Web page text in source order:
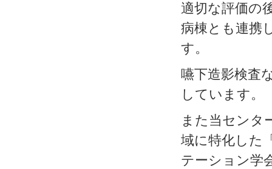
適切な評価の
病棟とも連携
す。
嚥下造影検査
しています。
また当センタ
域に特化した
テーション学